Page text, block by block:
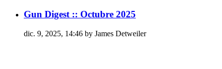
Gun Digest :: Octubre 2025
dic. 9, 2025, 14:46 by James Detweiler